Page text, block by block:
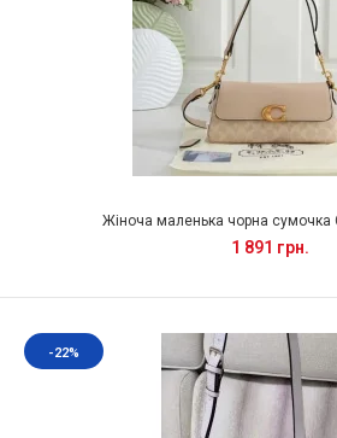
Жіноча маленька чорна сумочка
1 891 грн.
-22%